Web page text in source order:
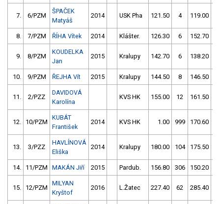
7. 6/PZM
ŠPAČEK
Matyáš
2014 USK Pha 121.50 4 119.00
8. 7/PZM ŘÍHA Vítek 2014 Klášter. 126.30 6 152.70
9. 8/PZM
KOUDELKA
Jan
2015 Kralupy 142.70 6 138.20
10. 9/PZM ŘEJHA Vít 2015 Kralupy 144.50 8 146.50
11. 2/PZZ
DAVIDOVÁ
Karolína
KVS HK 155.00 12 161.50
12. 10/PZM
KUBÁT
František
2014 KVS HK 1.00 999 170.60
13. 3/PZZ
HAVLÍNOVÁ
Eliška
2014 Kralupy 180.00 104 175.50
14. 11/PZM MAKÁN Jiří 2015 Pardub. 156.80 306 150.20
15. 12/PZM
MILYAN
Kryštof
2016 L.Žatec 227.40 62 285.40